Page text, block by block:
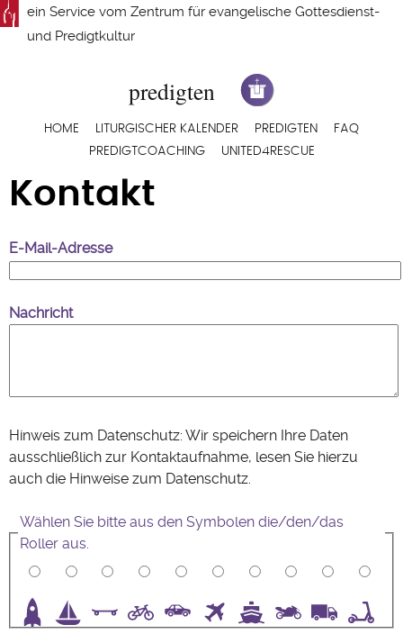
Direkt
zum
ein Service vom Zentrum für evangelische Gottesdienst-
und Predigtkultur
Hauptnavigation
HOME LITURGISCHER KALENDER PREDIGTEN
FAQ
PREDIGTCOACHING
UNITED4RESCUE
Kontakt
E-Mail-Adresse
Nachricht
Hinweis zum Datenschutz: Wir speichern Ihre Daten
ausschließlich zur Kontaktaufnahme, lesen Sie hierzu
auch die Hinweise zum Datenschutz.
Wählen Sie bitte aus den Symbolen die/den/das
Roller aus.